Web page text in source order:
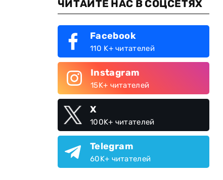
ЧИТАЙТЕ НАС В СОЦСЕТЯХ
Facebook
110 K+ читателей
Instagram
15K+ читателей
X
100K+ читателей
Telegram
60K+ читателей